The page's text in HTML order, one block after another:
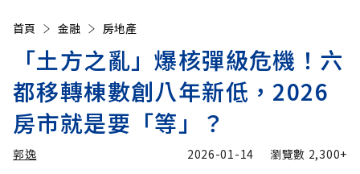
首頁 金融 房地產
「土方之亂」爆核彈級危機！六
都移轉棟數創八年新低，2026
房市就是要「等」？
郭逸 2026-01-14 瀏覽數 2,300+